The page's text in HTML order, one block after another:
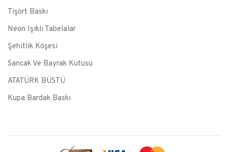
Tişört Baskı
Neon Işıklı Tabelalar
Şehitlik Köşesi
Sancak Ve Bayrak Kutusu
ATATÜRK BÜSTÜ
Kupa Bardak Baskı